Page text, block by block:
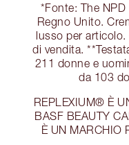
*Fonte: The
Regno Unito.
lusso per
di vendita.
211 donne e
da 103
REPLEXIUM® È
BASF BEAUTY
È UN MARCHIO